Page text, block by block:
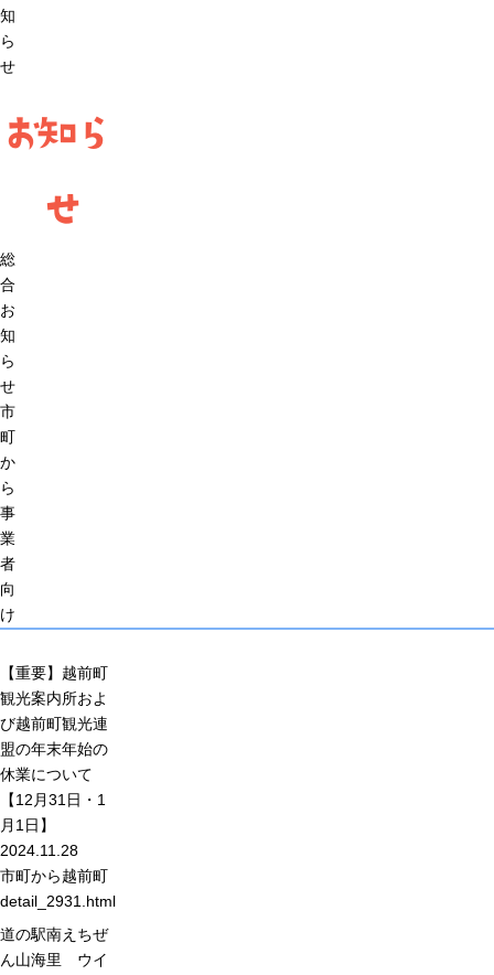
知
ら
せ
知ら
せ
総
合
お
知
ら
せ
市
町
か
ら
事
業
者
向
け
【重要】越前町
観光案内所およ
び越前町観光連
盟の年末年始の
休業について
【12月31日・1
月1日】
2024.11.28
市町から越前町
detail_2931.html
道の駅南えちぜ
ん山海里 ウイ